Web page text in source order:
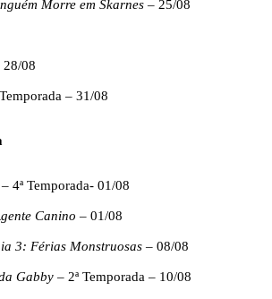
Morre em Skarnes – 25/08
28/08
– 31/08
– 4ª Temporada- 01/08
Canino – 01/08
3: Férias Monstruosas – 08/08
Gabby – 2ª Temporada – 10/08